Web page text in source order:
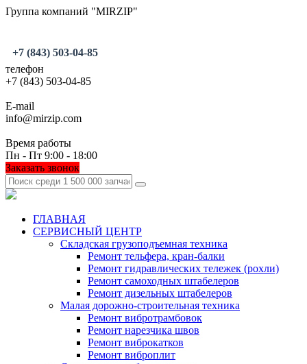
Группа компаний "MIRZIP"
+7 (843) 503-04-85
телефон
+7 (843) 503-04-85
E-mail
info@mirzip.com
Время работы
Пн - Пт 9:00 - 18:00
Заказать звонок
ГЛАВНАЯ
СЕРВИСНЫЙ ЦЕНТР
Складская грузоподъемная техника
Ремонт тельфера, кран-балки
Ремонт гидравлических тележек (рохли)
Ремонт самоходных штабелеров
Ремонт дизельных штабелеров
Малая дорожно-строительная техника
Ремонт вибротрамбовок
Ремонт нарезчика швов
Ремонт виброкатков
Ремонт виброплит